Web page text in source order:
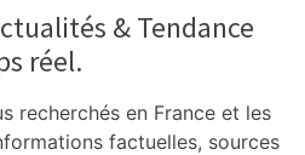
& Tendance
réel.
recherchés en France et les
factuelles, sources